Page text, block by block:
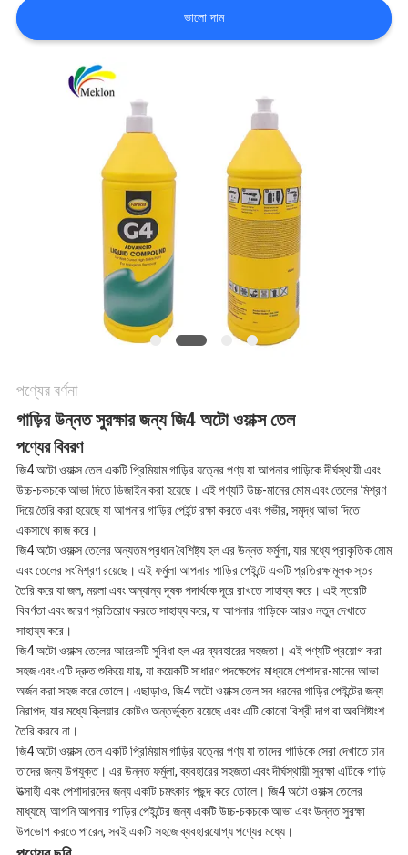
খবর
SITEMAP
ভালো দাম
পণ্যের বর্ণনা
গাড়ির উন্নত সুরক্ষার জন্য জি4 অটো ওয়াক্স তেল
পণ্যের বিবরণ
জি4 অটো ওয়াক্স তেল একটি প্রিমিয়াম গাড়ির যত্নের পণ্য যা আপনার গাড়িকে দীর্ঘস্থায়ী এবং
উচ্চ-চকচকে আভা দিতে ডিজাইন করা হয়েছে। এই পণ্যটি উচ্চ-মানের মোম এবং তেলের মিশ্রণ
দিয়ে তৈরি করা হয়েছে যা আপনার গাড়ির পেইন্ট রক্ষা করতে এবং গভীর, সমৃদ্ধ আভা দিতে
একসাথে কাজ করে।
জি4 অটো ওয়াক্স তেলের অন্যতম প্রধান বৈশিষ্ট্য হল এর উন্নত ফর্মুলা, যার মধ্যে প্রাকৃতিক মোম
এবং তেলের সংমিশ্রণ রয়েছে। এই ফর্মুলা আপনার গাড়ির পেইন্টে একটি প্রতিরক্ষামূলক স্তর
তৈরি করে যা জল, ময়লা এবং অন্যান্য দূষক পদার্থকে দূরে রাখতে সাহায্য করে। এই স্তরটি
বিবর্ণতা এবং জারণ প্রতিরোধ করতে সাহায্য করে, যা আপনার গাড়িকে আরও নতুন দেখাতে
সাহায্য করে।
জি4 অটো ওয়াক্স তেলের আরেকটি সুবিধা হল এর ব্যবহারের সহজতা। এই পণ্যটি প্রয়োগ করা
সহজ এবং এটি দ্রুত শুকিয়ে যায়, যা কয়েকটি সাধারণ পদক্ষেপের মাধ্যমে পেশাদার-মানের আভা
অর্জন করা সহজ করে তোলে। এছাড়াও, জি4 অটো ওয়াক্স তেল সব ধরনের গাড়ির পেইন্টের জন্য
নিরাপদ, যার মধ্যে ক্লিয়ার কোটও অন্তর্ভুক্ত রয়েছে এবং এটি কোনো বিশ্রী দাগ বা অবশিষ্টাংশ
তৈরি করবে না।
জি4 অটো ওয়াক্স তেল একটি প্রিমিয়াম গাড়ির যত্নের পণ্য যা তাদের গাড়িকে সেরা দেখাতে চান
তাদের জন্য উপযুক্ত। এর উন্নত ফর্মুলা, ব্যবহারের সহজতা এবং দীর্ঘস্থায়ী সুরক্ষা এটিকে গাড়ি
উত্সাহী এবং পেশাদারদের জন্য একটি চমৎকার পছন্দ করে তোলে। জি4 অটো ওয়াক্স তেলের
মাধ্যমে, আপনি আপনার গাড়ির পেইন্টের জন্য একটি উচ্চ-চকচকে আভা এবং উন্নত সুরক্ষা
উপভোগ করতে পারেন, সবই একটি সহজে ব্যবহারযোগ্য পণ্যের মধ্যে।